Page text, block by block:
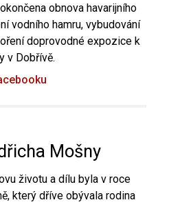
obnova havarijního
vodního hamru, vybudování
doprovodné expozice k
v Dobřívě.
Mošny
životu a dílu byla v roce
který dříve obývala rodina